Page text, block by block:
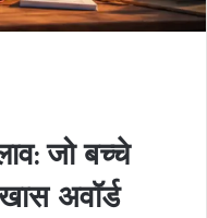
जो बच्चे
अवॉर्ड